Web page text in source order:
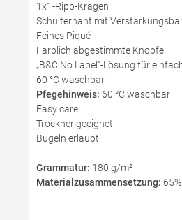
1x1-Ripp-Kragen
Schulternaht mit
Feines Piqué
Farblich abgestimmte Knöpfe
„B&C No Label“-Lösung für
60 °C waschbar
Pfegehinweis: 60 °C waschbar
Easy care
Trockner geeignet
Bügeln erlaubt
Grammatur: 180 g/m²
Materialzusammensetzung: